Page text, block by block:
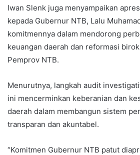
Iwan Slenk juga menyampaikan
kepada Gubernur NTB, Lalu
komitmennya dalam mendorong
keuangan daerah dan reformasi
Pemprov NTB.
Menurutnya, langkah audit
ini mencerminkan keberanian dan
daerah dalam membangun sistem
transparan dan akuntabel.
“Komitmen Gubernur NTB patut